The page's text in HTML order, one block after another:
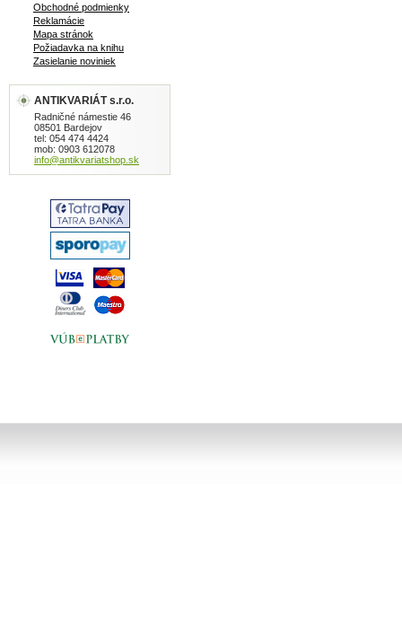
Obchodné podmienky
Reklamácie
Mapa stránok
Požiadavka na knihu
Zasielanie noviniek
ANTIKVARIÁT s.r.o.
Radničné námestie 46
08501 Bardejov
tel: 054 474 4424
mob: 0903 612078
info@antikvariatshop.sk